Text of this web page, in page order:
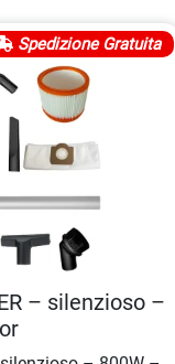
Spedizione Gratuita
– silenzioso –